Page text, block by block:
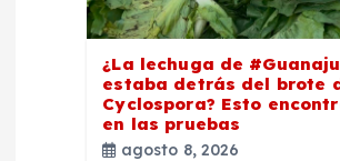
¿La lechuga de
estaba detrás del brote
Cyclospora? Esto
en las pruebas
agosto 8, 2026